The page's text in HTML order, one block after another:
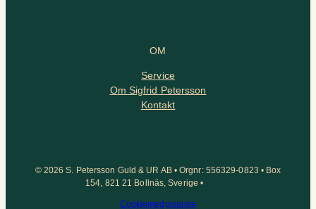
OM
Service
Om Sigfrid Petersson
Kontakt
© 2026 S. Petersson Guld & UR AB • Orgnr: 556329-0823 • Box
154, 821 21 Bollnäs, Sverige •
Cookiemedgivande